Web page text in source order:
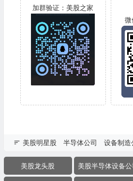
加群验证：美股之家
美股明星股 半导体公司 设备制造
美股龙头股 美股半导体设备公